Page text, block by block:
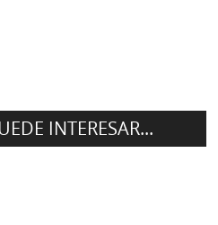
INTERESAR...